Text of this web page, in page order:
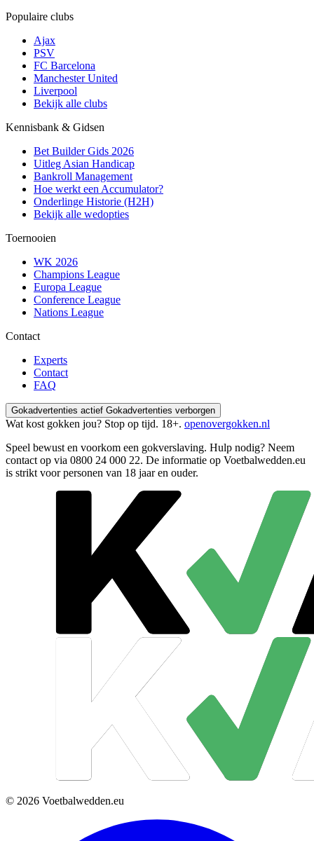
Populaire clubs
Ajax
PSV
FC Barcelona
Manchester United
Liverpool
Bekijk alle clubs
Kennisbank & Gidsen
Bet Builder Gids 2026
Uitleg Asian Handicap
Bankroll Management
Hoe werkt een Accumulator?
Onderlinge Historie (H2H)
Bekijk alle wedopties
Toernooien
WK 2026
Champions League
Europa League
Conference League
Nations League
Contact
Experts
Contact
FAQ
Gokadvertenties actief Gokadvertenties verborgen
Wat kost gokken jou? Stop op tijd. 18+. openovergokken.nl
Speel bewust en voorkom een gokverslaving. Hulp nodig? Neem
contact op via 0800 24 000 22. De informatie op Voetbalwedden.eu
is strikt voor personen van 18 jaar en ouder.
© 2026 Voetbalwedden.eu